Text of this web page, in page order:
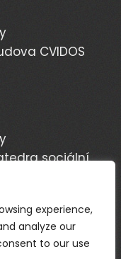
experience,
analyze our
to our use
CVIDOS
sociální